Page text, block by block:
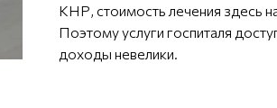
КНР, стоимость лечения здесь
Поэтому услуги госпиталя
доходы невелики.